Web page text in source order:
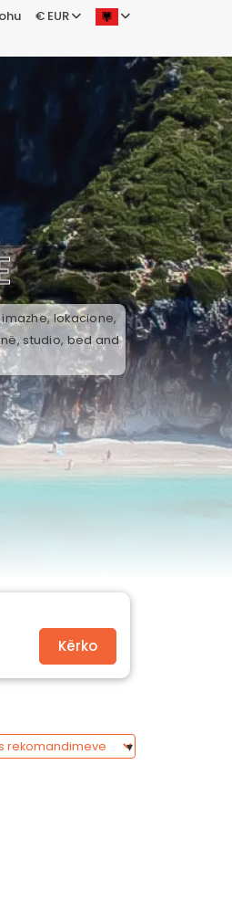
€ EUR
lokacione,
studio, bed and
Kërko